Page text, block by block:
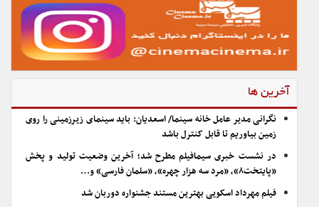
آخرین ها
نگرانی مدیر عامل خانه سینما/ اسعدیان: باید سینمای زیرزمینی را روی
زمین بیاوریم تا قابل کنترل باشد
در نشست خبری سیمافیلم مطرح شد؛ آخرین وضعیت تولید و پخش
«پایتخت۸»، «مرد سه هزار چهره»، «سلمان فارسی» و…
فیلم مهرداد اسکویی بهترین مستند جشنواره دوربان شد